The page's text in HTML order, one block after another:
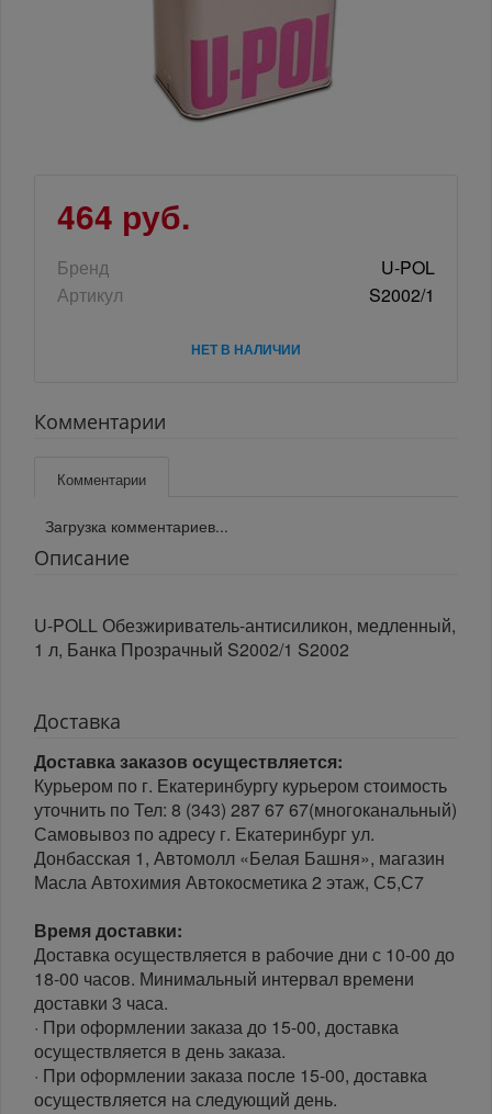
464 руб.
Бренд
U-POL
Артикул
S2002/1
НЕТ В НАЛИЧИИ
Комментарии
Комментарии
Загрузка комментариев...
Описание
U-POLL Обезжириватель-антисиликон, медленный,
1 л, Банка Прозрачный S2002/1 S2002
Доставка
Доставка заказов осуществляется:
Курьером по г. Екатеринбургу курьером стоимость
уточнить по Тел: 8 (343) 287 67 67(многоканальный)
Самовывоз по адресу г. Екатеринбург ул.
Донбасская 1, Автомолл «Белая Башня», магазин
Масла Автохимия Автокосметика 2 этаж, С5,С7
Время доставки:
Доставка осуществляется в рабочие дни с 10-00 до
18-00 часов. Минимальный интервал времени
доставки 3 часа.
· При оформлении заказа до 15-00, доставка
осуществляется в день заказа.
· При оформлении заказа после 15-00, доставка
осуществляется на следующий день.